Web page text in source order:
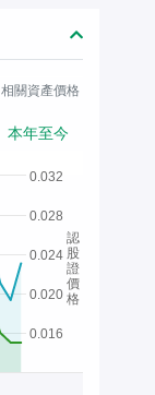
相關資產價格
本年至今
0.020
0.016
0.024
0.028
0.032
認
股
證
價
格